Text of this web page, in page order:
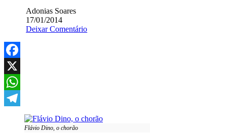
Adonias Soares
17/01/2014
Deixar Comentário
Facebook
X
WhatsApp
Telegram
Flávio Dino, o chorão